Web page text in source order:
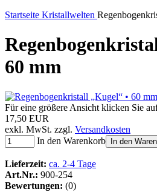
Startseite Kristallwelten
60 mm
Für eine größere Ansicht klicken Sie
17,50 EUR
exkl. MwSt. zzgl. Versandkosten
In den Warenkorb
In den
Lieferzeit: ca. 2-4 Tage
Art.Nr.: 900-254
Bewertungen: (0)